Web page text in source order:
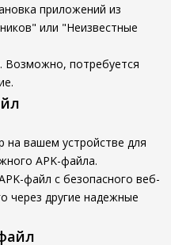
приложений из
или "Неизвестные
Возможно, потребуется
на вашем устройстве для
APK-файла.
файл с безопасного веб-
через другие надежные